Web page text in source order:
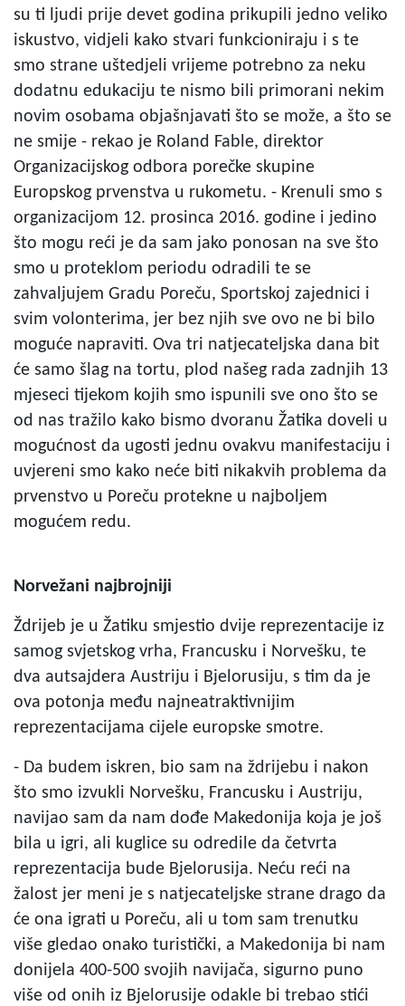
su ti ljudi prije devet godina prikupili jedno veliko
iskustvo, vidjeli kako stvari funkcioniraju i s te
smo strane uštedjeli vrijeme potrebno za neku
dodatnu edukaciju te nismo bili primorani nekim
novim osobama objašnjavati što se može, a što se
ne smije - rekao je Roland Fable, direktor
Organizacijskog odbora porečke skupine
Europskog prvenstva u rukometu. - Krenuli smo s
organizacijom 12. prosinca 2016. godine i jedino
što mogu reći je da sam jako ponosan na sve što
smo u proteklom periodu odradili te se
zahvaljujem Gradu Poreču, Sportskoj zajednici i
svim volonterima, jer bez njih sve ovo ne bi bilo
moguće napraviti. Ova tri natjecateljska dana bit
će samo šlag na tortu, plod našeg rada zadnjih 13
mjeseci tijekom kojih smo ispunili sve ono što se
od nas tražilo kako bismo dvoranu Žatika doveli u
mogućnost da ugosti jednu ovakvu manifestaciju i
uvjereni smo kako neće biti nikakvih problema da
prvenstvo u Poreču protekne u najboljem
mogućem redu.
Norvežani najbrojniji
Ždrijeb je u Žatiku smjestio dvije reprezentacije iz
samog svjetskog vrha, Francusku i Norvešku, te
dva autsajdera Austriju i Bjelorusiju, s tim da je
ova potonja među najneatraktivnijim
reprezentacijama cijele europske smotre.
- Da budem iskren, bio sam na ždrijebu i nakon
što smo izvukli Norvešku, Francusku i Austriju,
navijao sam da nam dođe Makedonija koja je još
bila u igri, ali kuglice su odredile da četvrta
reprezentacija bude Bjelorusija. Neću reći na
žalost jer meni je s natjecateljske strane drago da
će ona igrati u Poreču, ali u tom sam trenutku
više gledao onako turistički, a Makedonija bi nam
donijela 400-500 svojih navijača, sigurno puno
više od onih iz Bjelorusije odakle bi trebao stići